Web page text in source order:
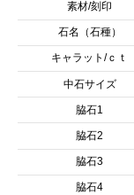
素材/刻印
石名（石種）
キャラット/ｃｔ
中石サイズ
脇石1
脇石2
脇石3
脇石4